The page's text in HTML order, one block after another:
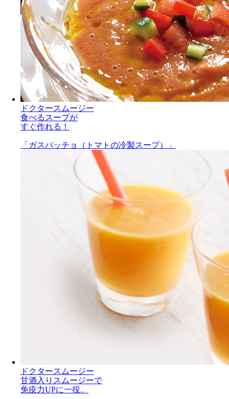
ドクタースムージー
食べるスープが
すぐ作れる！
「ガスパッチョ（トマトの冷製スープ）」
ドクタースムージー
甘酒入りスムージーで
免疫力UPに一役。